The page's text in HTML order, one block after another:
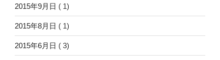
2015年9月日 ( 1)
2015年8月日 ( 1)
2015年6月日 ( 3)